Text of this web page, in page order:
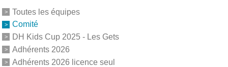
Toutes les équipes
Comité
DH Kids Cup 2025 - Les Gets
Adhérents 2026
Adhérents 2026 licence seul